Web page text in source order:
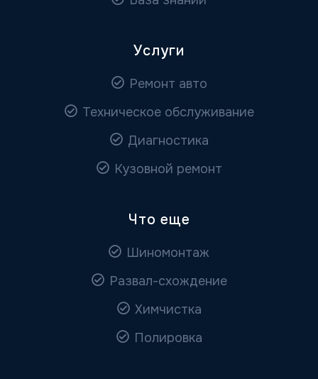
Услуги
Ремонт авто
Техническое обслуживание
Диагностика
Кузовной ремонт
Что еще
Шиномонтаж
Развал-схождение
Химчистка
Полировка